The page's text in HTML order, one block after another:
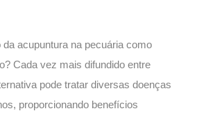
acupuntura na pecuária como
Cada vez mais difundido entre
pode tratar diversas doenças
proporcionando benefícios